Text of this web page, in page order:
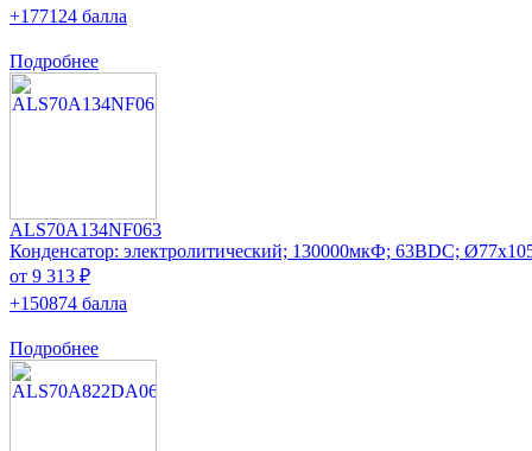
+177124 балла
Подробнее
ALS70A134NF063
Конденсатор: электролитический; 130000мкФ; 63ВDC;
от 9 313 ₽
+150874 балла
Подробнее